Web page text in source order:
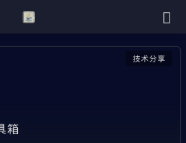
技术分享
箱